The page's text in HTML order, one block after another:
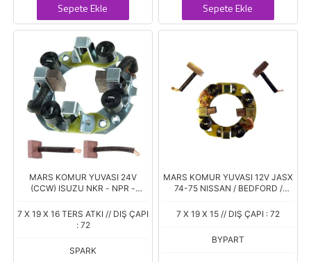
Sepete Ekle Sepete Ekle
MARS KOMUR YUVASI 24V
(CCW) ISUZU NKR - NPR -
19 X 16)
7 X 19 X 16 TERS ATKI // DIŞ ÇAPI
: 72
SPARK
MARS KOMUR YUVASI 12V JASX
74-75 NISSAN / BEDFORD /
ISUZU
7 X 19 X 15 // DIŞ ÇAPI : 72
BYPART